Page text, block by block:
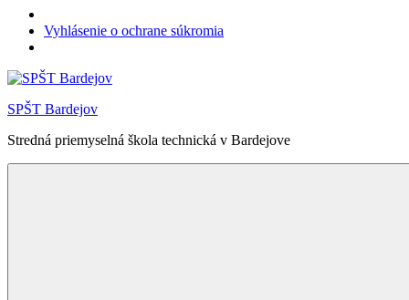
Vyhlásenie o ochrane súkromia
Skip
content
SPŠT Bardejov
Stredná priemyselná škola technická v Bardejove